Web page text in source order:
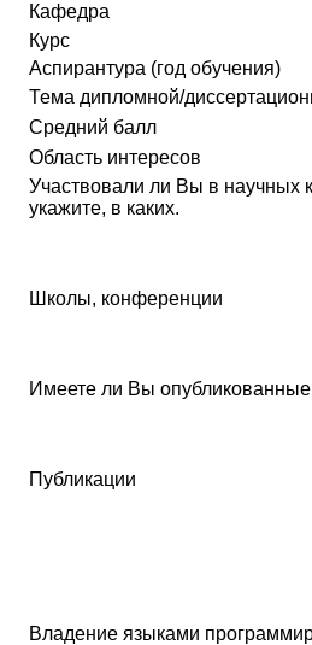
Кафедра
Курс
Аспирантура (год обучения)
Тема дипломной/
Средний балл
Область интересов
Участвовали ли Вы в научных
укажите, в каких.
Школы, конференции
Имеете ли Вы
Публикации
Владение языками